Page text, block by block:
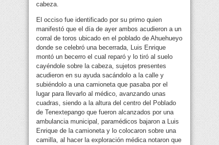
cabeza.
El occiso fue identificado por su primo quien
manifestó que el día de ayer ambos acudieron a un
corral de toros ubicado en el poblado de Ahuehueyo
donde se celebró una becerrada, Luis Enrique
montó un becerro el cual reparó y lo tiró al suelo
cayéndole sobre la cabeza, sujetos presentes
acudieron en su ayuda sacándolo a la calle y
subiéndolo a una camioneta que pasaba por el
lugar para llevarlo al médico, avanzando unas
cuadras, siendo a la altura del centro del Poblado
de Tenextepango que fueron alcanzados por una
ambulancia municipal, paramédicos bajaron a Luis
Enrique de la camioneta y lo colocaron sobre una
camilla, al hacer la exploración médica notaron que